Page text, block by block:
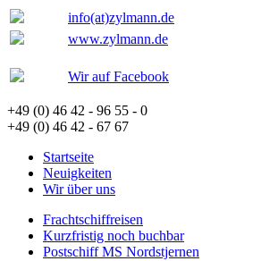
info(at)zylmann.de
www.zylmann.de
Wir auf Facebook
+49 (0) 46 42 - 96 55 - 0
+49 (0) 46 42 - 67 67
Startseite
Neuigkeiten
Wir über uns
Frachtschiffreisen
Kurzfristig noch buchbar
Postschiff MS Nordstjernen